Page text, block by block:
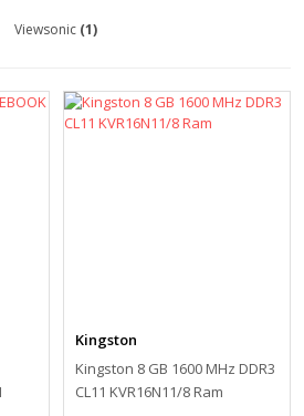
Viewsonic (1)
Kingston
Kingston 8 GB 1600 MHz DDR3
CL11 KVR16N11/8 Ram